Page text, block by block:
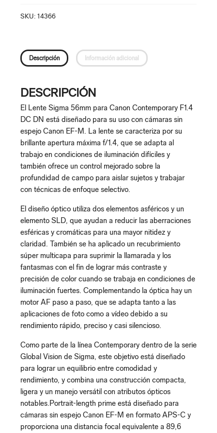
SKU: 14366
Descripción Información adicional
DESCRIPCIÓN
El Lente Sigma 56mm para Canon Contemporary F1.4
DC DN está diseñado para su uso con cámaras sin
espejo Canon EF-M. La lente se caracteriza por su
brillante apertura máxima f/1.4, que se adapta al
trabajo en condiciones de iluminación difíciles y
también ofrece un control mejorado sobre la
profundidad de campo para aislar sujetos y trabajar
con técnicas de enfoque selectivo.
El diseño óptico utiliza dos elementos asféricos y un
elemento SLD, que ayudan a reducir las aberraciones
esféricas y cromáticas para una mayor nitidez y
claridad. También se ha aplicado un recubrimiento
súper multicapa para suprimir la llamarada y los
fantasmas con el fin de lograr más contraste y
precisión de color cuando se trabaja en condiciones de
iluminación fuertes. Complementando la óptica hay un
motor AF paso a paso, que se adapta tanto a las
aplicaciones de foto como a vídeo debido a su
rendimiento rápido, preciso y casi silencioso.
Como parte de la línea Contemporary dentro de la serie
Global Vision de Sigma, este objetivo está diseñado
para lograr un equilibrio entre comodidad y
rendimiento, y combina una construcción compacta,
ligera y un manejo versátil con atributos ópticos
notables.Portrait-length prime está diseñado para
cámaras sin espejo Canon EF-M en formato APS-C y
proporciona una distancia focal equivalente a 89,6